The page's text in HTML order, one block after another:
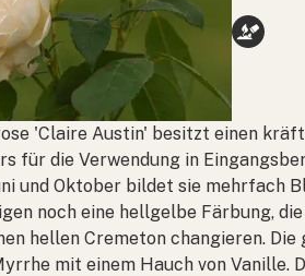
'Claire Austin' besitzt einen
für die Verwendung in
und Oktober bildet sie mehrfach
noch eine hellgelbe Färbung,
hellen Cremeton changieren.
mit einem Hauch von